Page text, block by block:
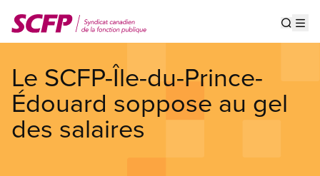
au
contenu
Le SCFP-Île-du-Prince-
Édouard soppose au gel
des salaires